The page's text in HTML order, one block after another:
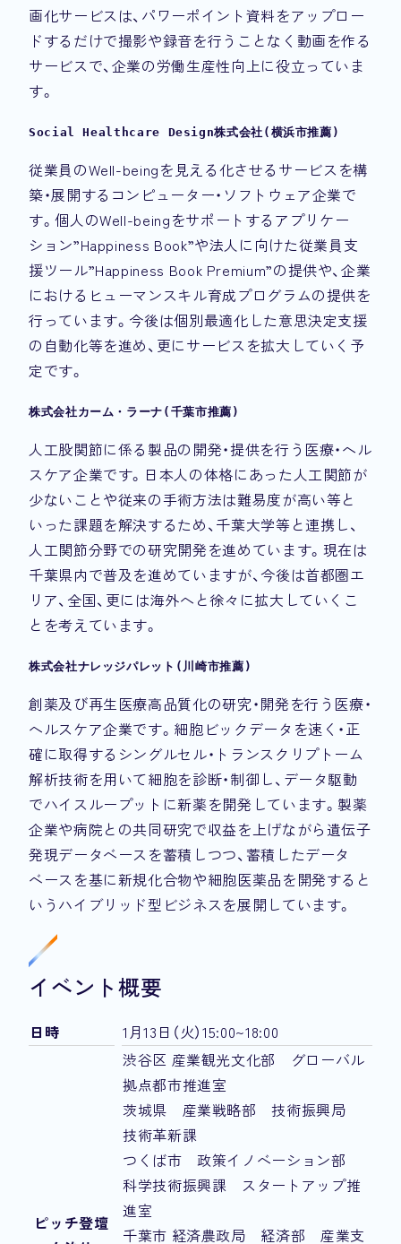
画化サービスは、パワーポイント資料をアップロー
ドするだけで撮影や録音を行うことなく動画を作る
サービスで、企業の労働生産性向上に役立っていま
す。
Social Healthcare Design株式会社(横浜市推薦)
従業員のWell-beingを見える化させるサービスを構
築・展開するコンピューター・ソフトウェア企業で
す。個人のWell-beingをサポートするアプリケー
ション”Happiness Book”や法人に向けた従業員支
援ツール”Happiness Book Premium”の提供や、企業
におけるヒューマンスキル育成プログラムの提供を
行っています。今後は個別最適化した意思決定支援
の自動化等を進め、更にサービスを拡大していく予
定です。
株式会社カーム・ラーナ(千葉市推薦)
人工股関節に係る製品の開発・提供を行う医療・ヘル
スケア企業です。日本人の体格にあった人工関節が
少ないことや従来の手術方法は難易度が高い等と
いった課題を解決するため、千葉大学等と連携し、
人工関節分野での研究開発を進めています。現在は
千葉県内で普及を進めていますが、今後は首都圏エ
リア、全国、更には海外へと徐々に拡大していくこ
とを考えています。
株式会社ナレッジパレット(川崎市推薦)
創薬及び再生医療高品質化の研究・開発を行う医療・
ヘルスケア企業です。細胞ビックデータを速く・正
確に取得するシングルセル・トランスクリプトーム
解析技術を用いて細胞を診断・制御し、データ駆動
でハイスループットに新薬を開発しています。製薬
企業や病院との共同研究で収益を上げながら遺伝子
発現データベースを蓄積しつつ、蓄積したデータ
ベースを基に新規化合物や細胞医薬品を開発すると
いうハイブリッド型ビジネスを展開しています。
イベント概要
日時 1月13日（火）15:00~18:00
ピッチ登壇
渋谷区 産業観光文化部 グローバル
拠点都市推進室
茨城県 産業戦略部 技術振興局
技術革新課
つくば市 政策イノベーション部
科学技術振興課 スタートアップ推
進室
千葉市 経済農政局 経済部 産業支